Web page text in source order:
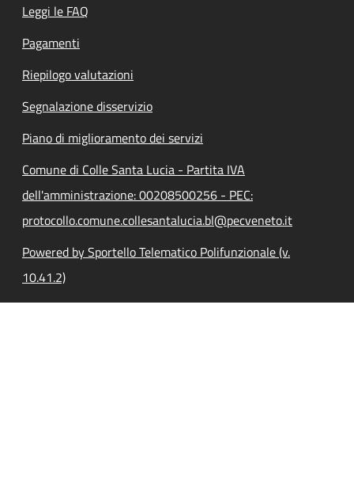
Leggi le FAQ
Pagamenti
Riepilogo valutazioni
Segnalazione disservizio
Piano di miglioramento dei servizi
Comune di Colle Santa Lucia - Partita IVA
dell'amministrazione: 00208500256 - PEC:
protocollo.comune.collesantalucia.bl@pecveneto.it
Powered by Sportello Telematico Polifunzionale (v.
10.41.2)